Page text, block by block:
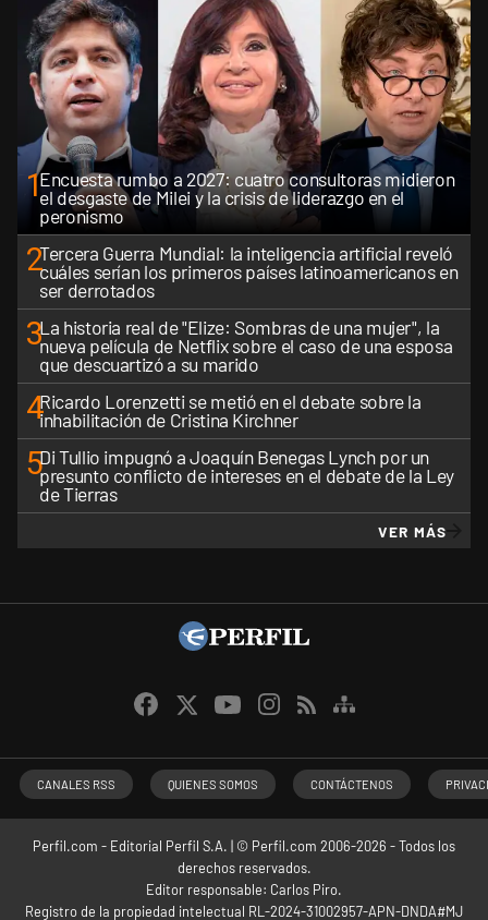
1Encuesta rumbo a 2027: cuatro consultoras midieron
el desgaste de Milei y la crisis de liderazgo en el
peronismo
2Tercera Guerra Mundial: la inteligencia artificial reveló
cuáles serían los primeros países latinoamericanos en
ser derrotados
3La historia real de "Elize: Sombras de una mujer", la
nueva película de Netflix sobre el caso de una esposa
que descuartizó a su marido
4Ricardo Lorenzetti se metió en el debate sobre la
inhabilitación de Cristina Kirchner
5Di Tullio impugnó a Joaquín Benegas Lynch por un
presunto conflicto de intereses en el debate de la Ley
de Tierras
VER MÁS
CANALES RSS QUIENES SOMOS CONTÁCTENOS
Perfil.com - Editorial Perfil S.A. | © Perfil.com 2006-2026 - Todos los
derechos reservados.
Editor responsable: Carlos Piro.
Registro de la propiedad intelectual RL-2024-31002957-APN-DNDA#MJ